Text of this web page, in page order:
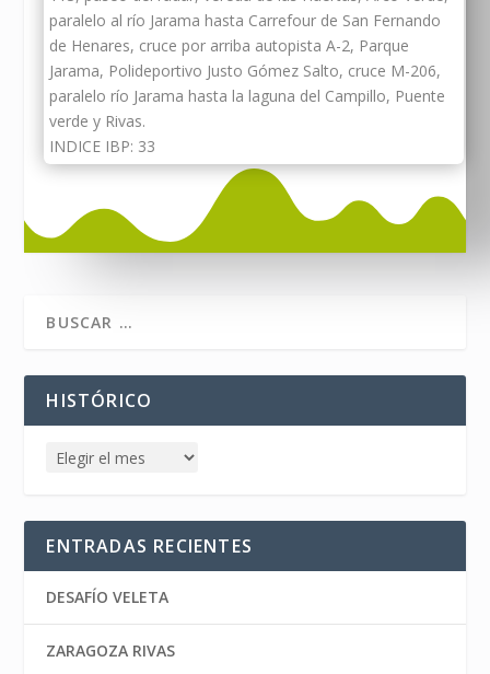
paralelo al río Jarama hasta Carrefour de San Fernando
de Henares, cruce por arriba autopista A-2, Parque
Jarama, Polideportivo Justo Gómez Salto, cruce M-206,
paralelo río Jarama hasta la laguna del Campillo, Puente
verde y Rivas.
INDICE IBP: 33
HISTÓRICO
ENTRADAS RECIENTES
DESAFÍO VELETA
ZARAGOZA RIVAS